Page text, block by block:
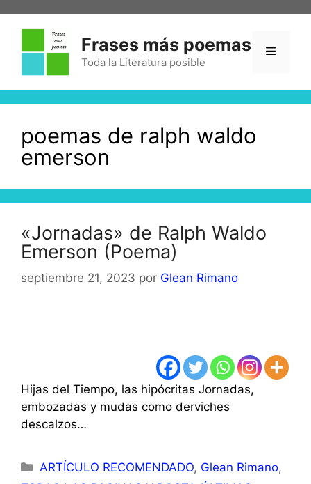
contenido
Frases más poemas
Toda la Literatura posible
Menú
poemas de ralph waldo
emerson
«Jornadas» de Ralph Waldo
Emerson (Poema)
septiembre 21, 2023 por Glean Rimano
Hijas del Tiempo, las hipócritas Jornadas,
embozadas y mudas como derviches
descalzos…
Categorías
ARTÍCULO RECOMENDADO, Glean Rimano,